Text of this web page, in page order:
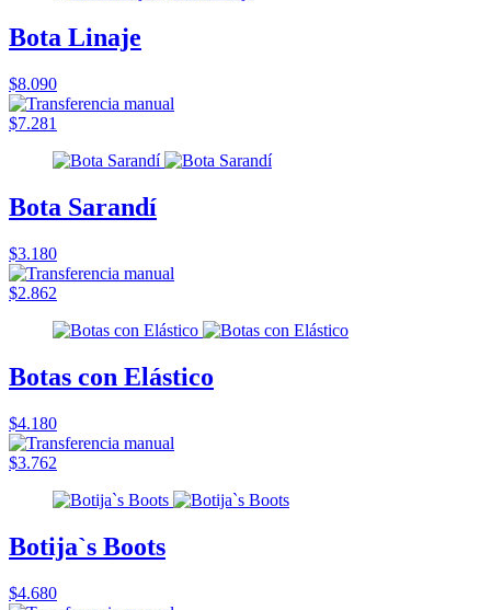
Bota Linaje
$8.090
$7.281
Bota Sarandí
$3.180
$2.862
Botas con Elástico
$4.180
$3.762
Botija`s Boots
$4.680